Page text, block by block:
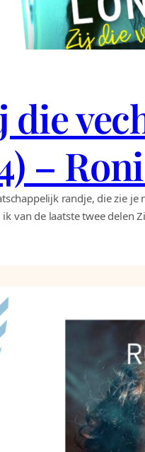
die
–
randje, die zie
van de laatste twee delen